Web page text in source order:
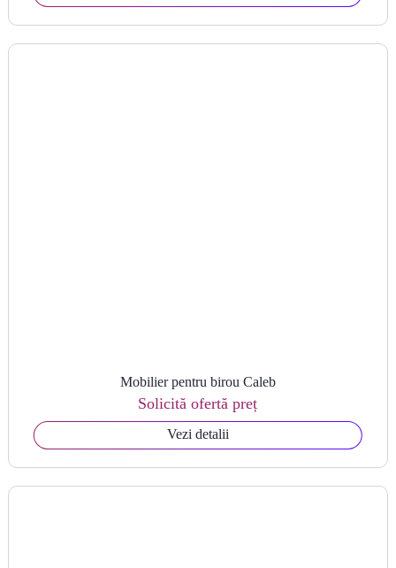
Mobilier pentru birou Caleb
Solicită ofertă preț
Vezi detalii